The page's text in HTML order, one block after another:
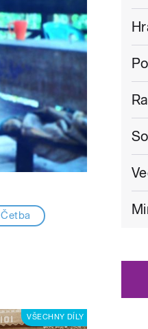
Četba
VŠECHNY DÍLY